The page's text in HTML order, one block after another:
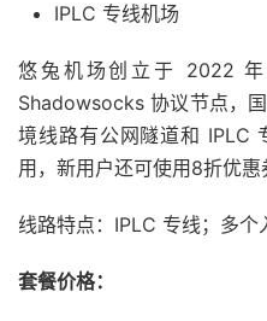
IPLC 专线机场
悠兔机场创立于 2022
Shadowsocks 协议节点，
境线路有公网隧道和 IPLC
用，新用户还可使用8折优
线路特点：IPLC 专线；多个
套餐价格：